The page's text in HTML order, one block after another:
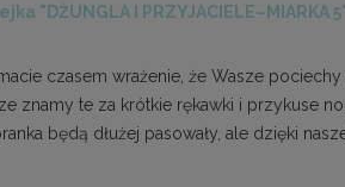
"DŻUNGLA I PRZYJACIELE–MIARKA
czasem wrażenie, że Wasze
znamy te za krótkie rękawki i przykuse
będą dłużej pasowały, ale dzięki